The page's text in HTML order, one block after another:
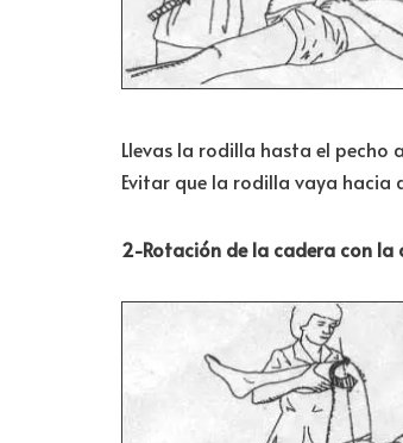
Llevas la rodilla hasta el
Evitar que la rodilla vaya hacia
2-Rotación de la cadera con